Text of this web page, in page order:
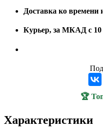
Доставка ко времени
Курьер, за МКАД с 10
🏆
Характеристики